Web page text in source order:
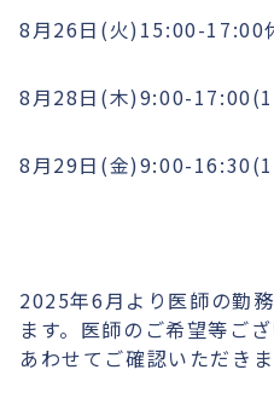
8月26日(火)15:00-17:00
8月28日(木)9:00-
8月29日(金)9:00-
2025年6月より医師の勤
ます。医師のご希望等ご
あわせてご確認いただき